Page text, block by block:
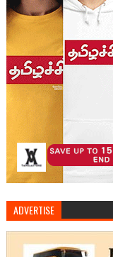
ADVERTISE